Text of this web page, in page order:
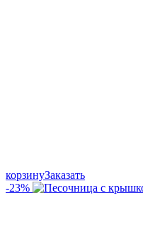
корзинуЗаказать
-23%